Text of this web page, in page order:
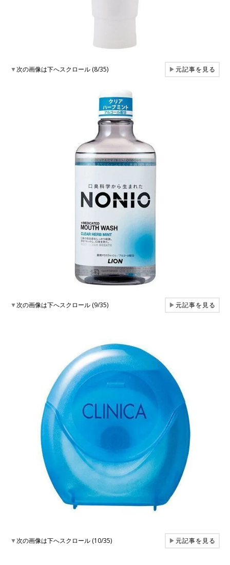
▼次の画像は下へスクロール (8/35) ▶元記事を見る
▼次の画像は下へスクロール (9/35) ▶元記事を見る
▼次の画像は下へスクロール (10/35) ▶元記事を見る